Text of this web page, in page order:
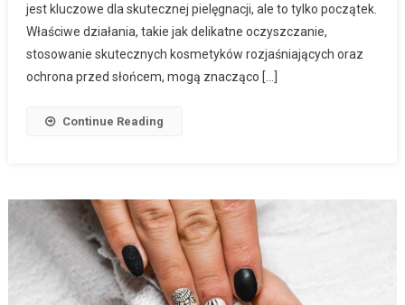
jest kluczowe dla skutecznej pielęgnacji, ale to tylko początek.
Właściwe działania, takie jak delikatne oczyszczanie,
stosowanie skutecznych kosmetyków rozjaśniających oraz
ochrona przed słońcem, mogą znacząco […]
Continue Reading